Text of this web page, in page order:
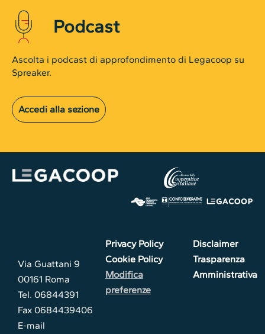
Podcast
Ascolta i podcast di approfondimento di Legacoop su
Spreaker.
Accedi alla sezione
Via Guattani 9
00161 Roma
Tel. 06844391
Fax 0684439406
E-mail
Privacy Policy
Cookie Policy
Modifica
preferenze
Disclaimer
Trasparenza
Amministrativa